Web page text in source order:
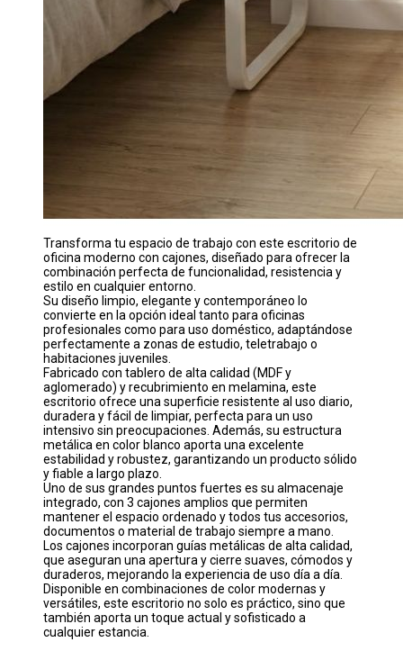
Transforma tu espacio de trabajo con este escritorio de
oficina moderno con cajones, diseñado para ofrecer la
combinación perfecta de funcionalidad, resistencia y
estilo en cualquier entorno.
Su diseño limpio, elegante y contemporáneo lo
convierte en la opción ideal tanto para oficinas
profesionales como para uso doméstico, adaptándose
perfectamente a zonas de estudio, teletrabajo o
habitaciones juveniles.
Fabricado con tablero de alta calidad (MDF y
aglomerado) y recubrimiento en melamina, este
escritorio ofrece una superficie resistente al uso diario,
duradera y fácil de limpiar, perfecta para un uso
intensivo sin preocupaciones. Además, su estructura
metálica en color blanco aporta una excelente
estabilidad y robustez, garantizando un producto sólido
y fiable a largo plazo.
Uno de sus grandes puntos fuertes es su almacenaje
integrado, con 3 cajones amplios que permiten
mantener el espacio ordenado y todos tus accesorios,
documentos o material de trabajo siempre a mano.
Los cajones incorporan guías metálicas de alta calidad,
que aseguran una apertura y cierre suaves, cómodos y
duraderos, mejorando la experiencia de uso día a día.
Disponible en combinaciones de color modernas y
versátiles, este escritorio no solo es práctico, sino que
también aporta un toque actual y sofisticado a
cualquier estancia.